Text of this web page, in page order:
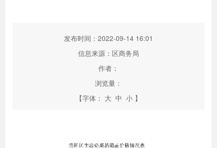
高效办成一件事
发布时间：2022-09-14 16:01
信息来源：区商务局
作者：
浏览量：
【字体： 大 中 小 】